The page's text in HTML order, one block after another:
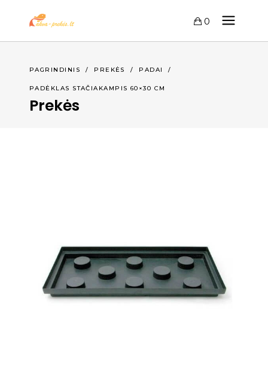
0
PAGRINDINIS / PREKĖS / PADAI /
PADĖKLAS STAČIAKAMPIS 60×30 CM
Prekės